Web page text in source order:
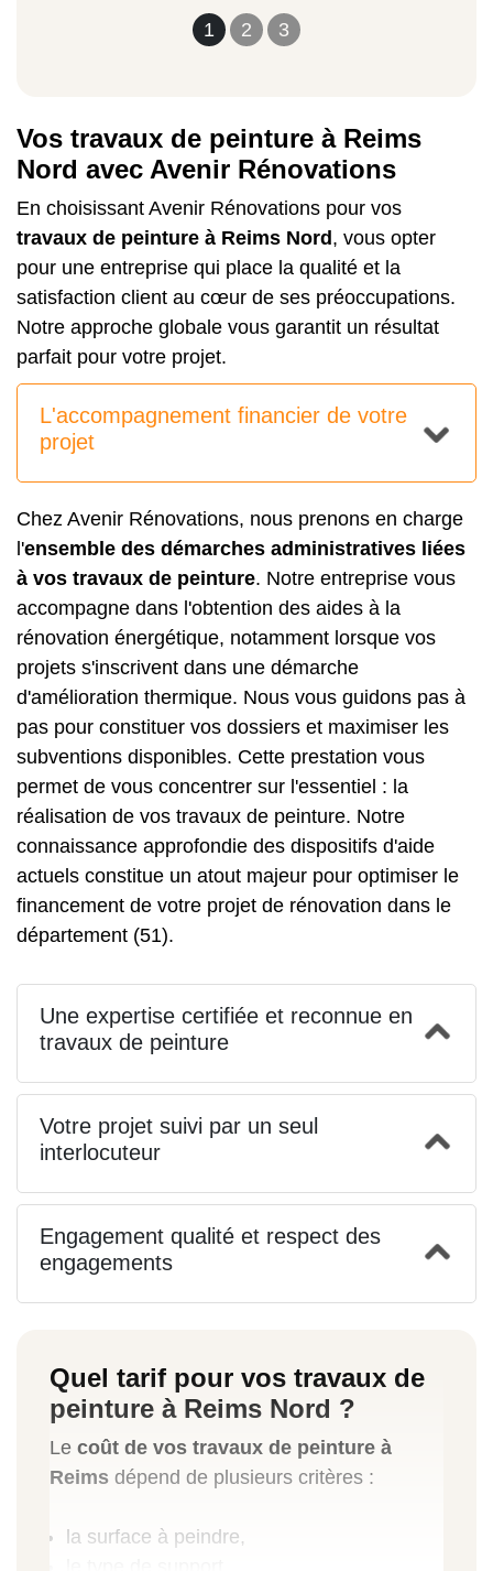
1 2 3
Vos travaux de peinture à Reims
Nord avec Avenir Rénovations
En choisissant Avenir Rénovations pour vos
travaux de peinture à Reims Nord , vous opter
pour une entreprise qui place la qualité et la
satisfaction client au cœur de ses préoccupations.
Notre approche globale vous garantit un résultat
parfait pour votre projet.
L'accompagnement financier de votre
projet
Chez Avenir Rénovations, nous prenons en charge
l'ensemble des démarches administratives liées
à vos travaux de peinture. Notre entreprise vous
accompagne dans l'obtention des aides à la
rénovation énergétique, notamment lorsque vos
projets s'inscrivent dans une démarche
d'amélioration thermique. Nous vous guidons pas à
pas pour constituer vos dossiers et maximiser les
subventions disponibles. Cette prestation vous
permet de vous concentrer sur l'essentiel : la
réalisation de vos travaux de peinture. Notre
connaissance approfondie des dispositifs d'aide
actuels constitue un atout majeur pour optimiser le
financement de votre projet de rénovation dans le
département (51).
Une expertise certifiée et reconnue en
travaux de peinture
Votre projet suivi par un seul
interlocuteur
Engagement qualité et respect des
engagements
Quel tarif pour vos travaux de
peinture à Reims Nord ?
Le coût de vos travaux de peinture à
Reims dépend de plusieurs critères :
la surface à peindre,